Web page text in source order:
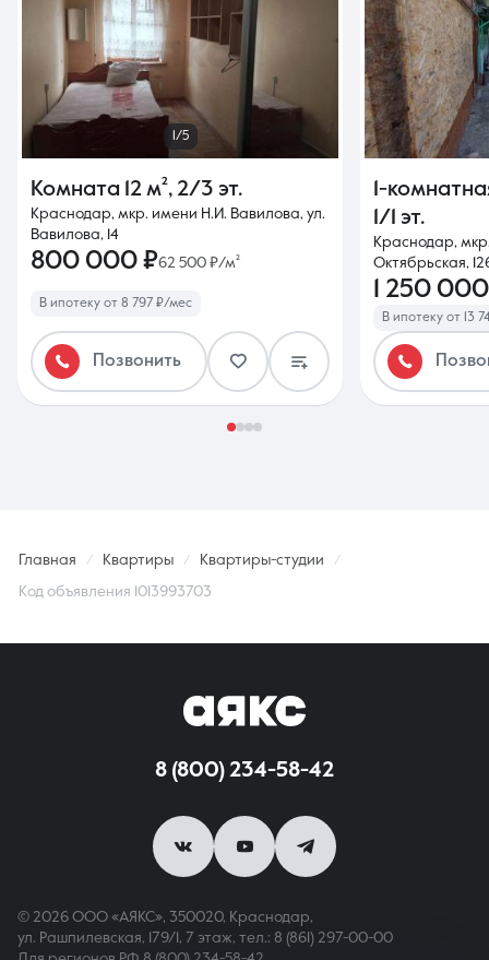
1/5
Комната 12 м², 2/3 эт.
Краснодар, мкр. имени Н.И. Вавилова, ул.
Вавилова, 14
800 000 ₽62 500 ₽/м²
В ипотеку от 8 797 ₽/мес
Позвонить
1-
1/1 эт.
Краснодар,
Октябрьская,
1 250
В ипотеку от 13
Главная Квартиры Квартиры-студии
Код объявления 1013993703
8 (800) 234-58-42
© 2026 ООО «АЯКС», 350020, Краснодар,
ул. Рашпилевская, 179/1, 7 этаж, тел.: 8 (861) 297-00-00